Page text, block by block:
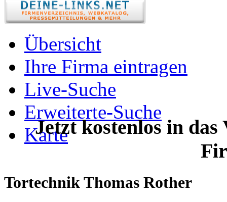
Übersicht
Ihre Firma eintragen
Live-Suche
Erweiterte-Suche
Karte
Jetzt kostenlos in
Tortechnik Thomas Rother